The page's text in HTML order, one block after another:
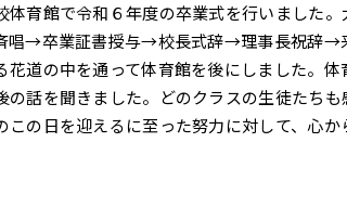
体育館で令和６年度の卒業式を行いました
唱→卒業証書授与→校長式辞→理事長祝辞
道の中を通って体育館を後にしました。
の話を聞きました。どのクラスの生徒たち
の日を迎えるに至った努力に対して、心